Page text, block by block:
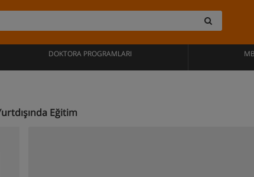
DOKTORA PROGRAMLARI
Eğitim